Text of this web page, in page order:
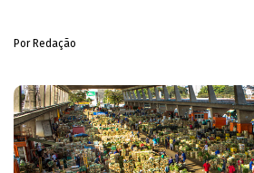
Por Redação